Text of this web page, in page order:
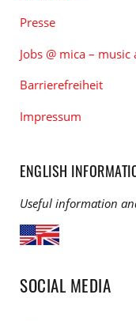
Presse
Jobs @ mica – music
Barrierefreiheit
Impressum
ENGLISH
Useful information
SOCIAL MEDIA